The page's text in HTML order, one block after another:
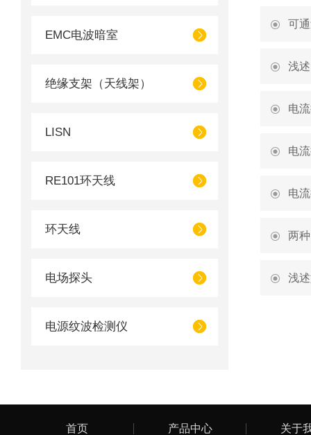
EMC电波暗室
绝缘支架（天线架）
LISN
RE101环天线
环天线
电场探头
电源纹波检测仪
可
浅
电
电
电
两
浅
首页 产品中心 关于